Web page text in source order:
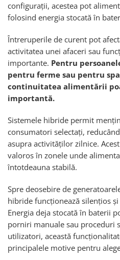
configurații, acestea pot
folosind energia stocată în
Întreruperile de curent pot
activitatea unei afaceri sau
importante. Pentru
pentru ferme sau pentru
continuitatea alimentării
importantă.
Sistemele hibride permit
consumatori selectați,
asupra activităților zilnice.
valoros în zonele unde
întotdeauna stabilă.
Spre deosebire de
hibride funcționează silențios
Energia deja stocată în baterii
porniri manuale sau proceduri
utilizatori, această
principalele motive pentru